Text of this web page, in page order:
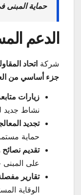
حماية
الدعم
شركة اتحاد
جزء أساسي من
زيارات
نشاط جديد
تجديد
حماية
تقديم
على المبنى
تقارير
الوقاية